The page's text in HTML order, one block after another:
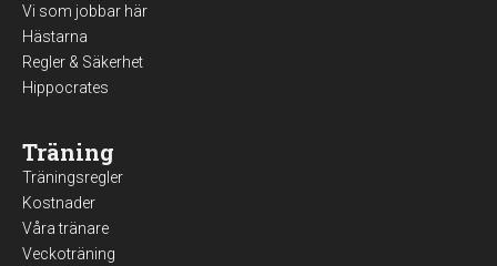
Vi som jobbar här
Hästarna
Regler & Säkerhet
Hippocrates
Träning
Träningsregler
Kostnader
Våra tränare
Veckoträning